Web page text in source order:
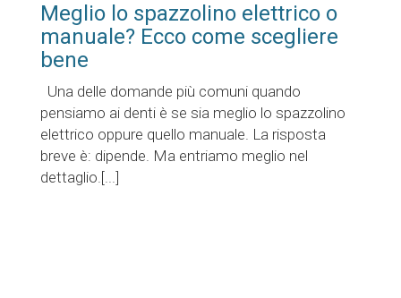
Meglio lo spazzolino elettrico o
manuale? Ecco come scegliere
bene
Una delle domande più comuni quando
pensiamo ai denti è se sia meglio lo spazzolino
elettrico oppure quello manuale. La risposta
breve è: dipende. Ma entriamo meglio nel
dettaglio.[...]